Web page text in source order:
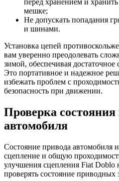
перед хранением и
мешке;
Не допускать попадания
и шинами.
Установка цепей
вам уверенно преодолевать
зимой, обеспечивая достаточное
Это портативное и надежное
избежать проблем с
безопасность при движении.
Проверка состояния
автомобиля
Состояние привода автомобиля
сцепление и общую
улучшения сцепления Fiat Doblo
проверять состояние приводных